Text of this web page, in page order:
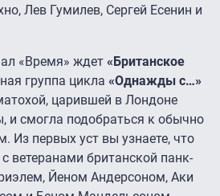
Лев Гумилев, Сергей Есенин и
«Время» ждет «Британское
группа цикла «Однажды с…»
царившей в Лондоне
и смогла подобраться к обычно
Из первых уст вы узнаете, что
ветеранами британской панк-
Йеном Андерсоном, Аки